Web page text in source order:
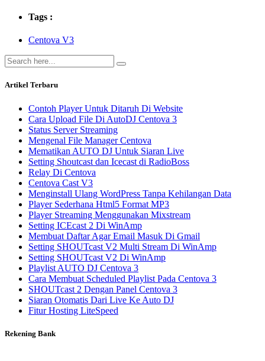
Tags :
Centova V3
Artikel Terbaru
Contoh Player Untuk Ditaruh Di Website
Cara Upload File Di AutoDJ Centova 3
Status Server Streaming
Mengenal File Manager Centova
Mematikan AUTO DJ Untuk Siaran Live
Setting Shoutcast dan Icecast di RadioBoss
Relay Di Centova
Centova Cast V3
Menginstall Ulang WordPress Tanpa Kehilangan Data
Player Sederhana Html5 Format MP3
Player Streaming Menggunakan Mixstream
Setting ICEcast 2 Di WinAmp
Membuat Daftar Agar Email Masuk Di Gmail
Setting SHOUTcast V2 Multi Stream Di WinAmp
Setting SHOUTcast V2 Di WinAmp
Playlist AUTO DJ Centova 3
Cara Membuat Scheduled Playlist Pada Centova 3
SHOUTcast 2 Dengan Panel Centova 3
Siaran Otomatis Dari Live Ke Auto DJ
Fitur Hosting LiteSpeed
Rekening Bank